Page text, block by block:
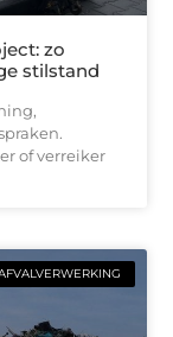
zo
stilstand
of verreiker